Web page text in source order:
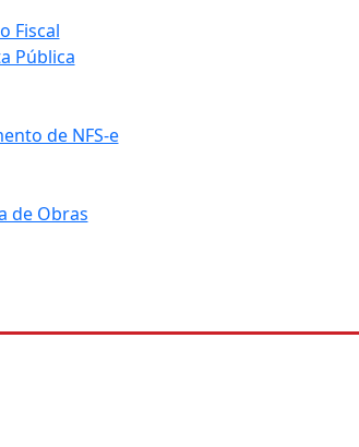
Fiscal
Pública
de NFS-e
de Obras